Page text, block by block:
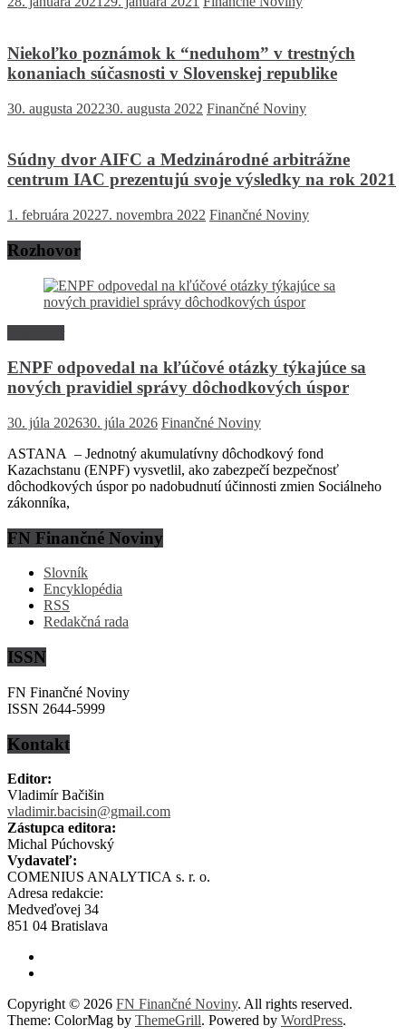
Niekoľko poznámok k “neduhom” v trestných
konaniach súčasnosti v Slovenskej republike
30. augusta 202230. augusta 2022 Finančné Noviny
Súdny dvor AIFC a Medzinárodné arbitrážne
centrum IAC prezentujú svoje výsledky na rok 2021
1. februára 20227. novembra 2022 Finančné Noviny
Rozhovor
ENPF odpovedal na kľúčové otázky týkajúce sa
nových pravidiel správy dôchodkových úspor
30. júla 202630. júla 2026 Finančné Noviny
ASTANA – Jednotný akumulatívny dôchodkový fond
Kazachstanu (ENPF) vysvetlil, ako zabezpečí bezpečnosť
dôchodkových úspor po nadobudnutí účinnosti zmien Sociálneho
zákonníka,
FN Finančné Noviny
Slovník
Encyklopédia
RSS
Redakčná rada
ISSN
FN Finančné Noviny
ISSN 2644-5999
Kontakt
Editor:
Vladimír Bačišin
vladimir.bacisin@gmail.com
Zástupca editora:
Michal Púchovský
Vydavateľ:
COMENIUS ANALYTICA s. r. o.
Adresa redakcie:
Medveďovej 34
851 04 Bratislava
Copyright © 2026 FN Finančné Noviny. All rights reserved.
Theme: ColorMag by ThemeGrill. Powered by WordPress.